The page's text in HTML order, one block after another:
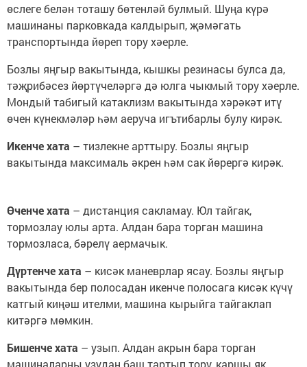
өслеге белән тоташу бөтенләй булмый. Шуңа күрә
машинаны парковкада калдырып, җәмәгать
транспортында йөреп тору хәерле.
Бозлы яңгыр вакытында, кышкы резинасы булса да,
тәҗрибәсез йөртүчеләргә дә юлга чыкмый тору хәерле.
Мондый табигый катаклизм вакытында хәрәкәт итү
өчен күнекмәләр һәм аеруча игътибарлы булу кирәк.
Икенче хата – тизлекне арттыру. Бозлы яңгыр
вакытында максималь әкрен һәм сак йөрергә кирәк.
Өченче хата – дистанция сакламау. Юл тайгак,
тормозлау юлы арта. Алдан бара торган машина
тормозласа, бәрелү аермачык.
Дүртенче хата – кисәк маневрлар ясау. Бозлы яңгыр
вакытында бер полосадан икенче полосага кисәк күчү
катгый киңәш ителми, машина кырыйга тайгаклап
китәргә мөмкин.
Бишенче хата – узып. Алдан акрын бара торган
машиналарны узудан баш тартып тору, каршы як